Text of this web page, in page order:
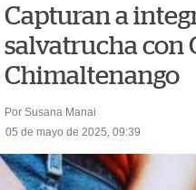
Capturan a
salvatrucha con
Chimaltenango
Por Susana Manai
05 de mayo de 2025, 09:39